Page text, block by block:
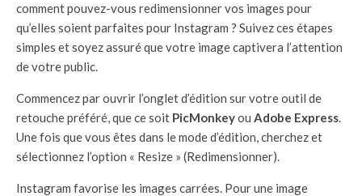
comment pouvez-vous redimensionner vos images pour
qu’elles soient parfaites pour Instagram ? Suivez ces étapes
simples et soyez assuré que votre image captivera l’attention
de votre public.
Commencez par ouvrir l’onglet d’édition sur votre outil de
retouche préféré, que ce soit PicMonkeyou Adobe Express.
Une fois que vous êtes dans le mode d’édition, cherchez et
sélectionnez l’option « Resize » (Redimensionner).
Instagram favorise les images carrées. Pour une image